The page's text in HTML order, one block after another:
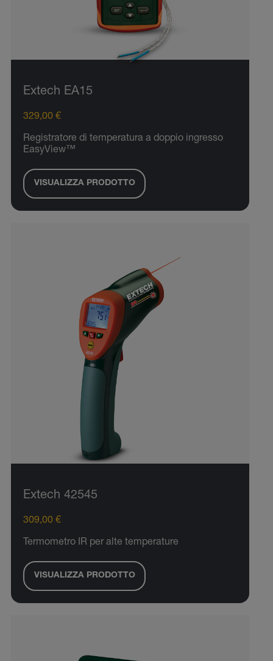
Extech EA15
329,00 €
Registratore di temperatura a doppio ingresso
EasyView™
VISUALIZZA PRODOTTO
Extech 42545
309,00 €
Termometro IR per alte temperature
VISUALIZZA PRODOTTO